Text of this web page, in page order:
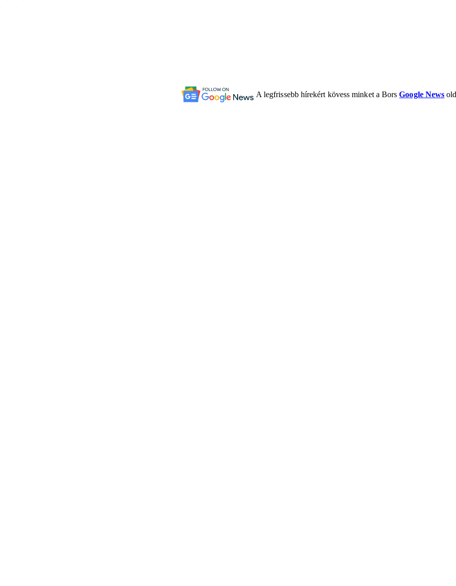
A legfrissebb hírekért kövess minket a BorsGoogle News